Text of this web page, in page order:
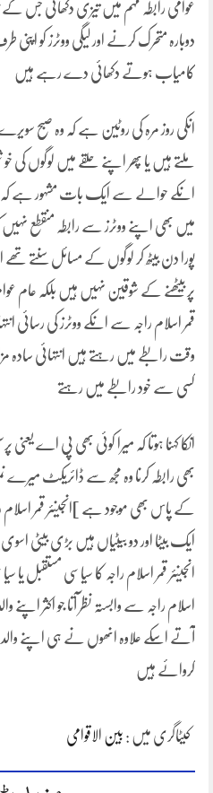
عوامی رابطہ مہم میں تیزی دکھائی جس
دوبارہ متحرک کرنے اور لیگی ووٹرز کو
کامیاب ہوتے دکھائی دے رہے ہیں
انکی روز مرہ کی روٹین ہے کہ وہ صبح
ملتے ہیں یا پھر اپنے حلقے میں لوگوں
انکے حوالے سے ایک بات مشہور ہے کہ
میں بھی اپنے ووٹرز سے رابطہ منقطع نہیں
پورا دن بیٹھ کر لوگوں کے مسائل سنتے
پر بیٹھنے کے شوقین نہیں ہیں بلکہ عام
قمر اسلام راجہ سے انکے ووٹرز کی رسائی
وقت رابطے میں رہتے ہیں انتہائی
کسی سے خود رابطے میں رہتے
انکا کہنا ہوتا کہ میرا کوئی بھی پی اے
بھی رابطہ کرنا وہ مجھ سے ڈائریکٹ میرے
کے پاس بھی موجود ہے ]انجینئر قمر
ایک بیٹا اور دو بیٹیاں ہیں بڑی بیٹی اسوی
انجینئر قمر اسلام راجہ کا سیاسی مستقبل
اسلام راجہ سے وابستہ نظر آتا جو اکثر
آتے اسکے علاوہ انھوں نے ہی اپنے
کروائے ہیں
کیٹاگری میں : بین الاقوامی